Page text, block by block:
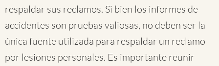
respaldar sus reclamos. Si bien los informes de
accidentes son pruebas valiosas, no deben ser la
única fuente utilizada para respaldar un reclamo
por lesiones personales. Es importante reunir